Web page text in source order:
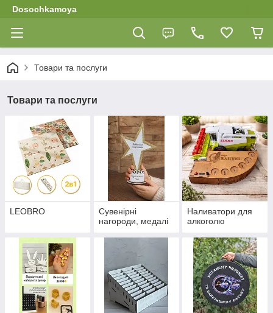
Dosochkamoya
Товари та послуги
Товари та послуги
LEOBRO
Сувенірні
нагороди, медалі
Наливатори для
алкоголю